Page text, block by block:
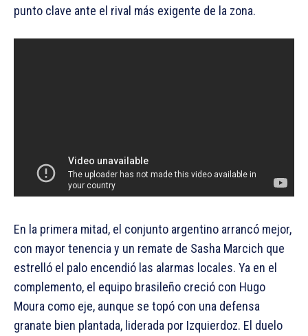
punto clave ante el rival más exigente de la zona.
En la primera mitad, el conjunto argentino arrancó mejor,
con mayor tenencia y un remate de Sasha Marcich que
estrelló el palo encendió las alarmas locales. Ya en el
complemento, el equipo brasileño creció con Hugo
Moura como eje, aunque se topó con una defensa
granate bien plantada, liderada por Izquierdoz. El duelo